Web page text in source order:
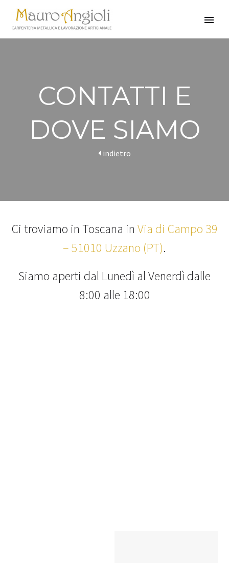
CONTATTI E
DOVE SIAMO
indietro
Ci troviamo in Toscana in Via di Campo 39
– 51010 Uzzano (PT).
Siamo aperti dal Lunedì al Venerdì dalle
8:00 alle 18:00